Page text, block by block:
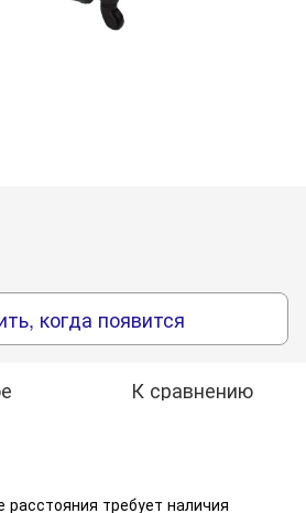
когда появится
К сравнению
требует наличия